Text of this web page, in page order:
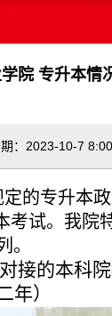
院 专升本情
2023-10-7
的专升本
考试。我院
。
接的本科
年）